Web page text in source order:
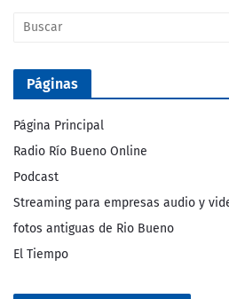
Páginas
Página Principal
Radio Río Bueno Online
Podcast
Streaming para empresas audio y
fotos antiguas de Rio Bueno
El Tiempo